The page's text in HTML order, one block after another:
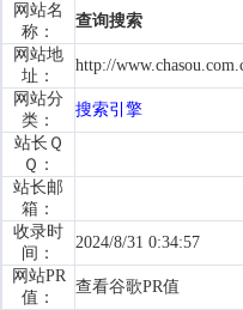
网站名
称：
查询搜索
网站地
址：
http://
网站分
类：
搜索引擎
站长Ｑ
Ｑ：
站长邮
箱：
收录时
间：
2024/8/31 0:34:57
网站PR
值：
查看谷歌PR值